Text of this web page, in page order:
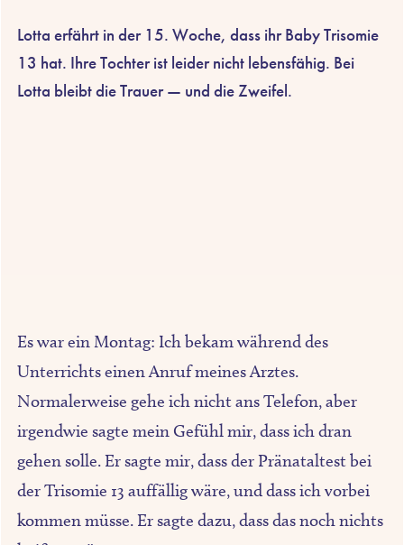
Lotta erfährt in der 15. Woche, dass ihr Baby Trisomie
13 hat. Ihre Tochter ist leider nicht lebensfähig. Bei
Lotta bleibt die Trauer — und die Zweifel.
Es war ein Montag: Ich bekam während des
Unterrichts einen Anruf meines Arztes.
Normalerweise gehe ich nicht ans Telefon, aber
irgendwie sagte mein Gefühl mir, dass ich dran
gehen solle. Er sagte mir, dass der Pränataltest bei
der Trisomie 13 auffällig wäre, und dass ich vorbei
kommen müsse. Er sagte dazu, dass das noch nichts